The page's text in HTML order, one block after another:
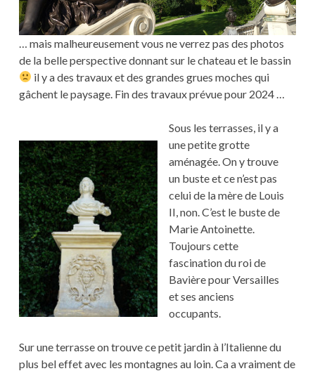
… mais malheureusement vous ne verrez pas des photos
de la belle perspective donnant sur le chateau et le bassin
il y a des travaux et des grandes grues moches qui
gâchent le paysage. Fin des travaux prévue pour 2024 …
Sous les terrasses, il y a
une petite grotte
aménagée. On y trouve
un buste et ce n’est pas
celui de la mère de Louis
II, non. C’est le buste de
Marie Antoinette.
Toujours cette
fascination du roi de
Bavière pour Versailles
et ses anciens
occupants.
Sur une terrasse on trouve ce petit jardin à l’Italienne du
plus bel effet avec les montagnes au loin. Ca a vraiment de